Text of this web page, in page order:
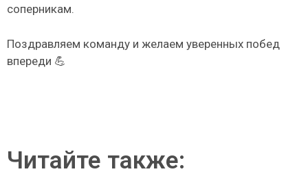
соперникам.
Поздравляем команду и желаем уверенных побед
впереди 💪
Читайте также: